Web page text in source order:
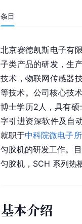
条目
北京赛德凯斯电子有
子类产品的研发，生
技术，物联网传感器
等技术。公司核心技
博士学历2人，具有
字引进资深软件及自
就职于中科院微电子所
匀胶机的研发工作。
匀胶机，SCH 系列热
基本介绍